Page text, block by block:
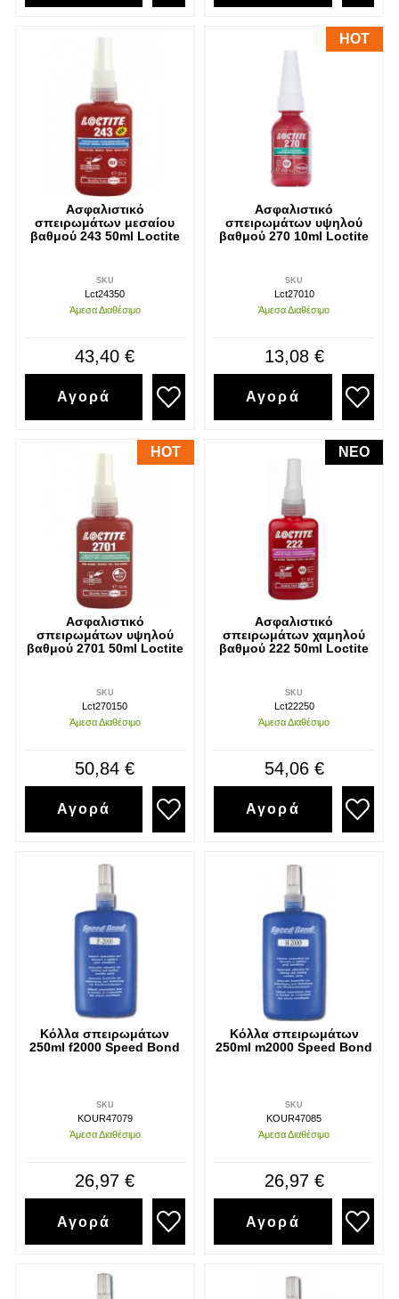
Ασφαλιστικό
σπειρωμάτων μεσαίου
βαθμού 243 50ml Loctite
SKU
Lct24350
Άμεσα Διαθέσιμο
43,40 €
Αγορά
HOT
Ασφαλιστικό
σπειρωμάτων υψηλού
βαθμού 270 10ml Loctite
SKU
Lct27010
Άμεσα Διαθέσιμο
13,08 €
Αγορά
HOT
Ασφαλιστικό
σπειρωμάτων υψηλού
βαθμού 2701 50ml Loctite
SKU
Lct270150
Άμεσα Διαθέσιμο
50,84 €
Αγορά
NEO
Ασφαλιστικό
σπειρωμάτων χαμηλού
βαθμού 222 50ml Loctite
SKU
Lct22250
Άμεσα Διαθέσιμο
54,06 €
Αγορά
Κόλλα σπειρωμάτων
250ml f2000 Speed Bond
SKU
KOUR47079
Άμεσα Διαθέσιμο
26,97 €
Αγορά
Κόλλα σπειρωμάτων
250ml m2000 Speed Bond
SKU
KOUR47085
Άμεσα Διαθέσιμο
26,97 €
Αγορά